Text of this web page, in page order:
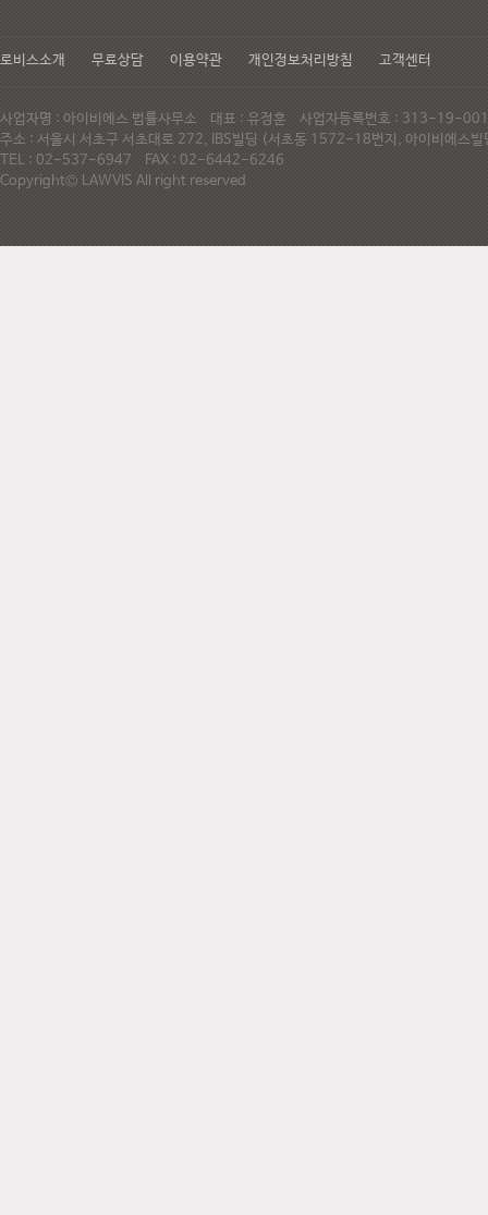
로비스소개 무료상담 이용약관 개인정보처리방침 고객센터
사업자명 : 아이비에스 법률사무소 대표 : 유정훈 사업자등록번호 : 313-19-
주소 : 서울시 서초구 서초대로 272, IBS빌딩 (서초동 1572-18번지, 아이비에스
TEL : 02-537-6947 FAX : 02-6442-6246
Copyright© LAWVIS All right reserved